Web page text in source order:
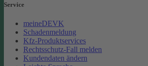
Service
meineDEVK
Schadenmeldung
Kfz-Produktservices
Rechtsschutz-Fall melden
Kundendaten ändern